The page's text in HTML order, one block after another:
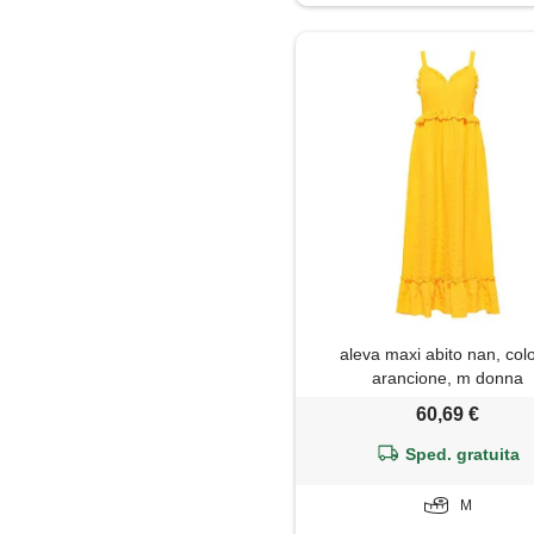
aleva maxi abito nan,
arancione, m donna
60,69 €
Sped. gratuita
M